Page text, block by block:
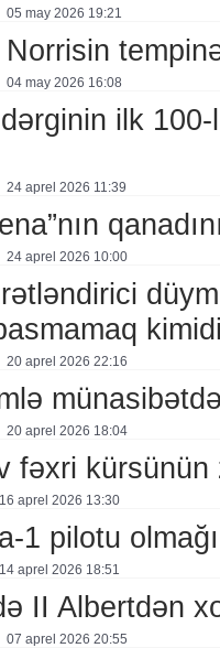
05 may 2026 19:21
Norrisin
04 may 2026 16:08
ilk
24 aprel 2026 11:39
24 aprel 2026 10:00
20 aprel 2026 22:16
20 aprel 2026 18:04
fəxri kürsünün
16 aprel 2026 13:30
1 pilotu
14 aprel 2026 18:51
II Albertdən
07 aprel 2026 20:55